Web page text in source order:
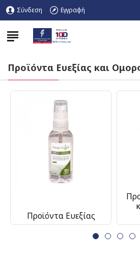
Σύνδεση Εγγραφή
Προϊόντα Ευεξίας και
Προϊόντα Ευεξίας